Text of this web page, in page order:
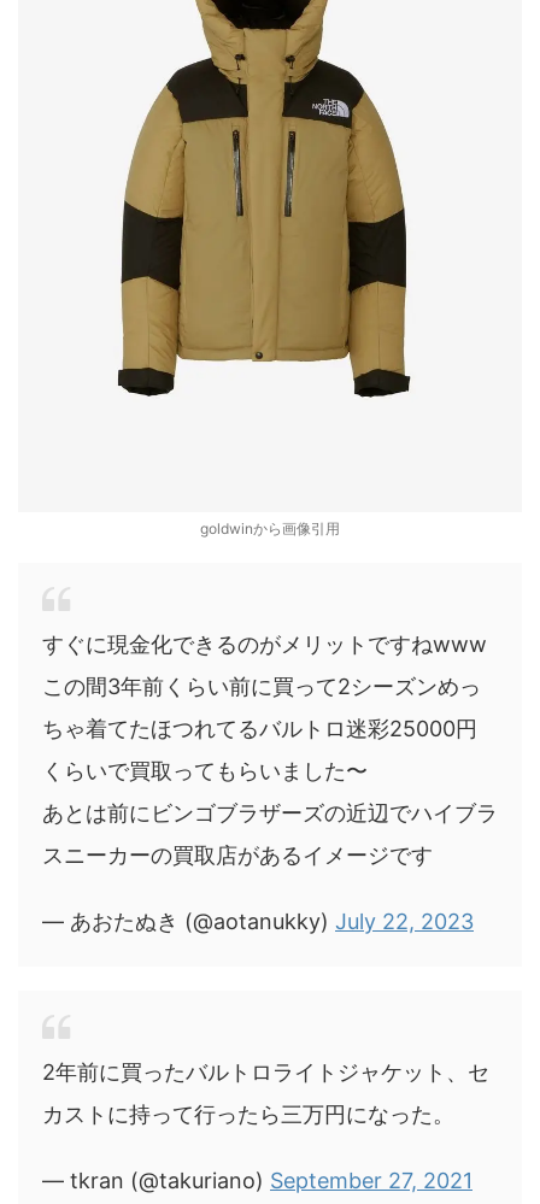
goldwinから画像引用
すぐに現金化できるのがメリットですねwww
この間3年前くらい前に買って2シーズンめっ
ちゃ着てたほつれてるバルトロ迷彩25000円
くらいで買取ってもらいました〜
あとは前にビンゴブラザーズの近辺でハイブラ
スニーカーの買取店があるイメージです
— あおたぬき (@aotanukky) July 22, 2023
2年前に買ったバルトロライトジャケット、セ
カストに持って行ったら三万円になった。
— tkran (@takuriano) September 27, 2021